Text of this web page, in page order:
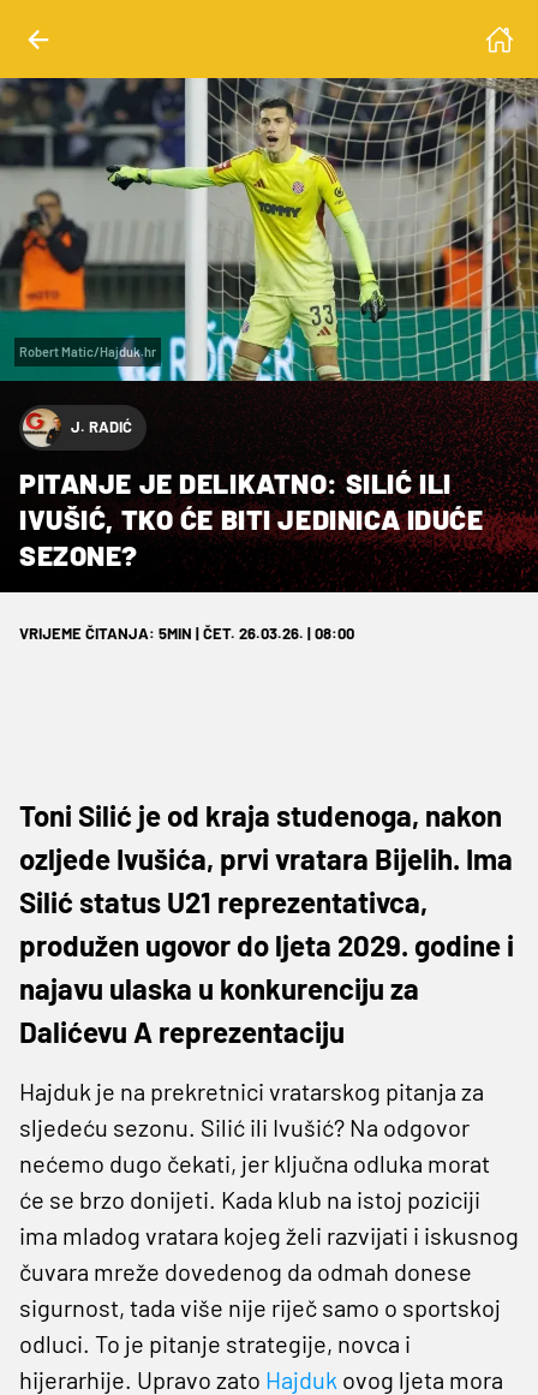
Robert Matic/Hajduk.hr
J. RADIĆ
PITANJE JE DELIKATNO: SILIĆ ILI
IVUŠIĆ, TKO ĆE BITI JEDINICA IDUĆE
SEZONE?
VRIJEME ČITANJA: 5MIN | ČET. 26.03.26. | 08:00
Toni Silić je od kraja studenoga, nakon
ozljede Ivušića, prvi vratara Bijelih. Ima
Silić status U21 reprezentativca,
produžen ugovor do ljeta 2029. godine i
najavu ulaska u konkurenciju za
Dalićevu A reprezentaciju
Hajduk je na prekretnici vratarskog pitanja za
sljedeću sezonu. Silić ili Ivušić? Na odgovor
nećemo dugo čekati, jer ključna odluka morat
će se brzo donijeti. Kada klub na istoj poziciji
ima mladog vratara kojeg želi razvijati i iskusnog
čuvara mreže dovedenog da odmah donese
sigurnost, tada više nije riječ samo o sportskoj
odluci. To je pitanje strategije, novca i
hijerarhije. Upravo zato Hajduk ovog ljeta mora